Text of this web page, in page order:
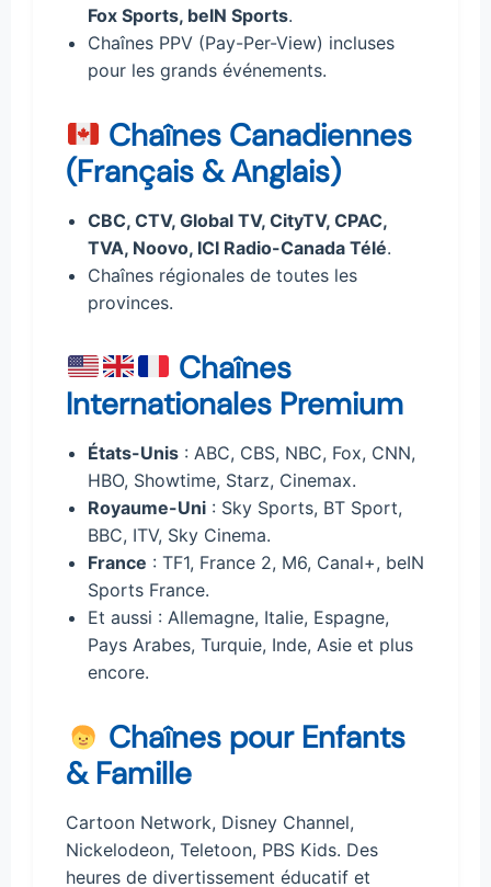
Fox Sports, beIN Sports.
Chaînes PPV (Pay-Per-View) incluses
pour les grands événements.
Chaînes Canadiennes
(Français & Anglais)
CBC, CTV, Global TV, CityTV, CPAC,
TVA, Noovo, ICI Radio-Canada Télé.
Chaînes régionales de toutes les
provinces.
Chaînes
Internationales Premium
États-Unis : ABC, CBS, NBC, Fox, CNN,
HBO, Showtime, Starz, Cinemax.
Royaume-Uni : Sky Sports, BT Sport,
BBC, ITV, Sky Cinema.
France : TF1, France 2, M6, Canal+, beIN
Sports France.
Et aussi : Allemagne, Italie, Espagne,
Pays Arabes, Turquie, Inde, Asie et plus
encore.
Chaînes pour Enfants
& Famille
Cartoon Network, Disney Channel,
Nickelodeon, Teletoon, PBS Kids. Des
heures de divertissement éducatif et